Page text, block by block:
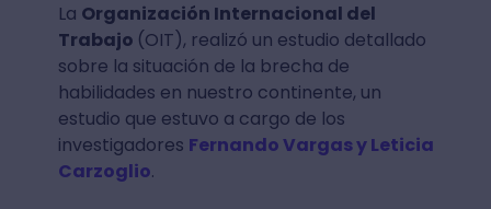
La Organización Internacional del
Trabajo (OIT), realizó un estudio detallado
sobre la situación de la brecha de
habilidades en nuestro continente, un
estudio que estuvo a cargo de los
investigadores Fernando Vargas y Leticia
Carzoglio.